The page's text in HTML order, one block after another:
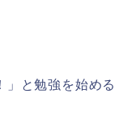
」と勉強を始める